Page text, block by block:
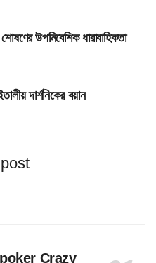
উপনিবেশিক ধারাবাহিকতা
দার্শনিকের বয়ান
Crazy